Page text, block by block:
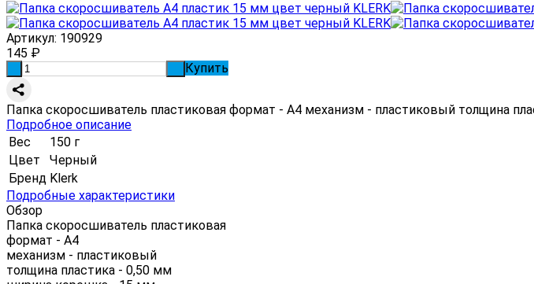
Артикул: 190929
145 ₽
Купить
Папка скоросшиватель пластиковая формат - А4 механизм - пластиковый толщина
Подробное описание
Вес
150 г
Цвет
Черный
Бренд Klerk
Подробные характеристики
Обзор
Папка скоросшиватель пластиковая
формат - А4
механизм - пластиковый
толщина пластика - 0,50 мм